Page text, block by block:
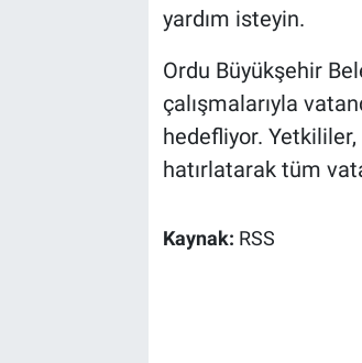
yardım isteyin.
Ordu Büyükşehir
çalışmalarıyla
hedefliyor.
hatırlatarak tüm
Kaynak: RSS